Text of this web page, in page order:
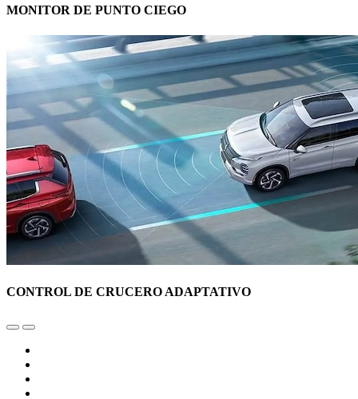
MONITOR DE PUNTO CIEGO
CONTROL DE CRUCERO ADAPTATIVO